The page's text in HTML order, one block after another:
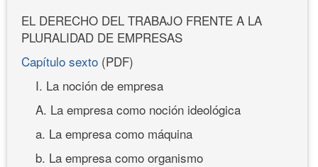
EL DERECHO DEL TRABAJO FRENTE A LA
PLURALIDAD DE EMPRESAS
Capítulo sexto (PDF)
I. La noción de empresa
A. La empresa como noción ideológica
a. La empresa como máquina
b. La empresa como organismo